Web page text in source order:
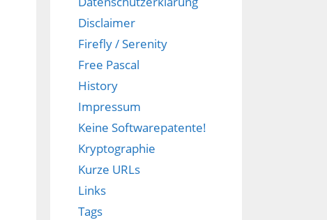
Disclaimer
Firefly / Serenity
Free Pascal
History
Impressum
Keine Softwarepatente!
Kryptographie
Kurze URLs
Links
Tags